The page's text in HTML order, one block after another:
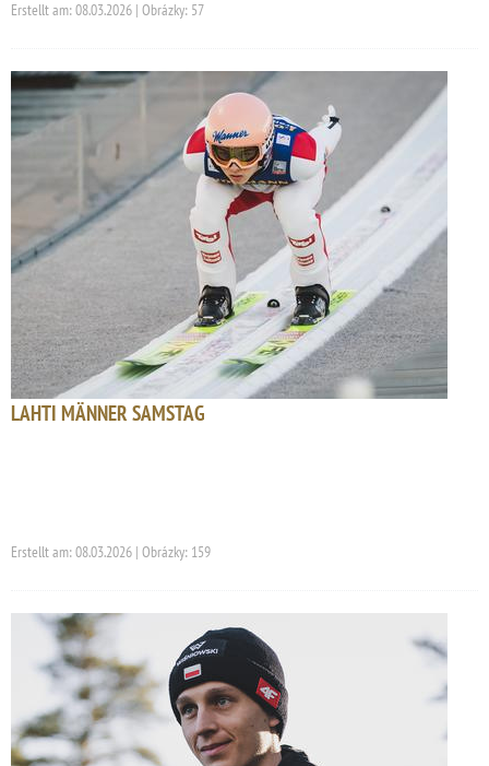
Erstellt am: 08.03.2026 | Obrázky: 57
LAHTI MÄNNER SAMSTAG
Erstellt am: 08.03.2026 | Obrázky: 159